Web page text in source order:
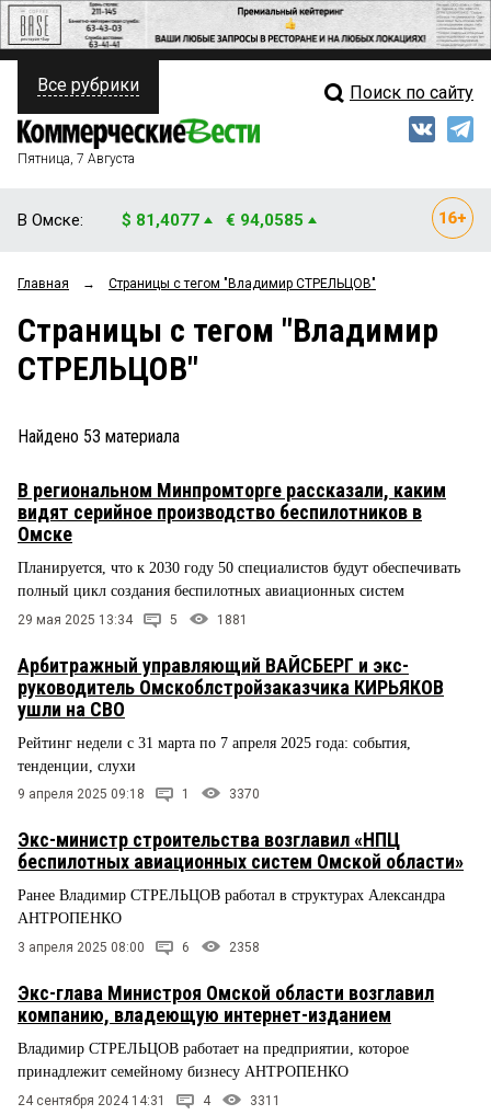
ПОЛИТИКА
ФИНАНСЫ
ОБЩЕСТВО
ЗАКОН
НОВОСТИ КОМПАНИЙ
ПРОИСШЕСТВИЯ
СТИЛЬ ЖИЗНИ
Свежий выпуск
Мнения
Рейтинги
Все рубрики Поиск по сайту
Пятница, 7 Августа
В Омске: $ 81,4077 € 94,0585
Главная → Страницы c тегом "Владимир СТРЕЛЬЦОВ"
Страницы c тегом "Владимир
СТРЕЛЬЦОВ"
Найдено 53 материала
В региональном Минпромторге рассказали, каким
видят серийное производство беспилотников в
Омске
Планируется, что к 2030 году 50 специалистов будут обеспечивать
полный цикл создания беспилотных авиационных систем
29 мая 2025 13:34 5 1881
Арбитражный управляющий ВАЙСБЕРГ и экс-
руководитель Омскоблстройзаказчика КИРЬЯКОВ
ушли на СВО
Рейтинг недели с 31 марта по 7 апреля 2025 года: события,
тенденции, слухи
9 апреля 2025 09:18 1 3370
Экс-министр строительства возглавил «НПЦ
беспилотных авиационных систем Омской области»
Ранее Владимир СТРЕЛЬЦОВ работал в структурах Александра
АНТРОПЕНКО
3 апреля 2025 08:00 6 2358
Экс-глава Министроя Омской области возглавил
компанию, владеющую интернет-изданием
Владимир СТРЕЛЬЦОВ работает на предприятии, которое
принадлежит семейному бизнесу АНТРОПЕНКО
24 сентября 2024 14:31 4 3311